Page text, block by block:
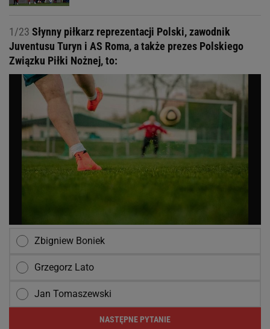
1/23 Słynny piłkarz reprezentacji Polski, zawodnik
Juventusu Turyn i AS Roma, a także prezes Polskiego
Związku Piłki Nożnej, to:
Zbigniew Boniek
Grzegorz Lato
Jan Tomaszewski
NASTĘPNE PYTANIE